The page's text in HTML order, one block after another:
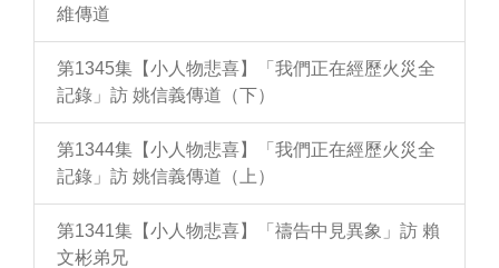
維傳道
第1345集【小人物悲喜】「我們正在經歷火災全
記錄」訪 姚信義傳道（下）
第1344集【小人物悲喜】「我們正在經歷火災全
記錄」訪 姚信義傳道（上）
第1341集【小人物悲喜】「禱告中見異象」訪 賴
文彬弟兄